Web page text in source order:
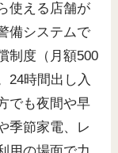
使える店舗が
備システムで
制度（月額500
24時間出し入
でも夜間や早
季節家電、レ